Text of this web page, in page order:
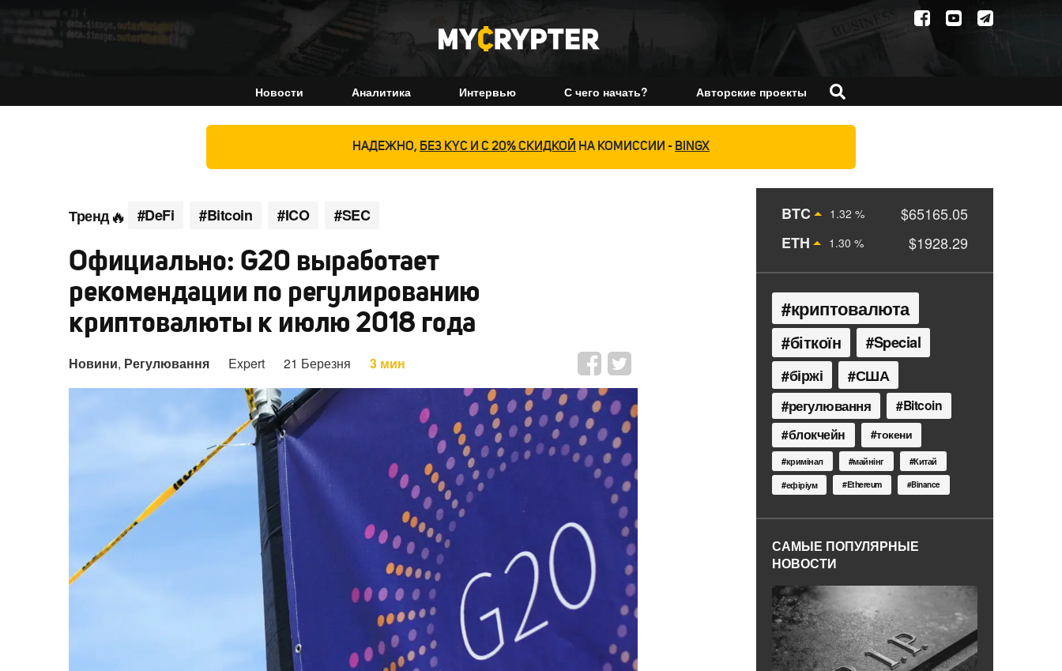
Новости Аналитика Интервью С чего начать? Авторские проекты
НАДЕЖНО, БЕЗ KYC И С 20% СКИДКОЙ НА КОМИССИИ - BINGX
Тренд #DeFi #Bitcoin #ICO #SEC
Официально: G20 выработает
рекомендации по регулированию
криптовалюты к июлю 2018 года
Новини, Регулювання Expert 21 Березня 3 мин
BTC 1.32 %
$65165.05
ETH
1.30 % $1928.29
криптовалюта
біткоїн Special
біржі США
регулювання Bitcoin
блокчейн токени
кримінал майнінг
Китай
ефіріум
Ethereum Binance
САМЫЕ ПОПУЛЯРНЫЕ
НОВОСТИ